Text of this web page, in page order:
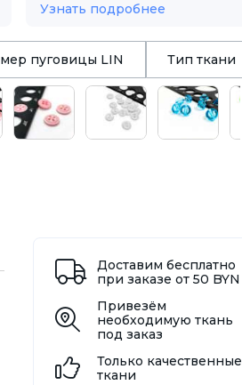
Узнать подробнее
пуговицы LIN Тип ткани
Доставим бесплатно
при заказе от 50 BYN
Привезём
необходимую ткань
под заказ
Только качественные
ткани